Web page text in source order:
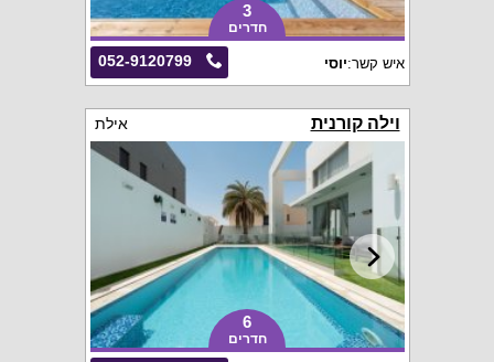
3
חדרים
052-9120799 איש קשר:יוסי
וילה קורנית אילת
6
חדרים